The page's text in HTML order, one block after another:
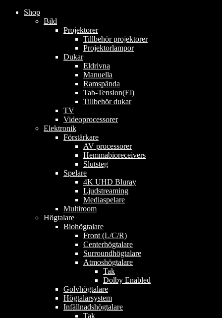
Shop
Bild
Projektorer
Tillbehör projektorer
Projektorlampor
Dukar
Eldrivna
Manuella
Ramspända
Tab-Tension(El)
Tillbehör dukar
TV
Videoprocessorer
Elektronik
Förstärkare
AV processorer
Hemmabioreceivers
Slutsteg
Spelare
4K UHD Bluray
Ljudstreaming
Mediaspelare
Multiroom
Högtalare
Biohögtalare
Front (L/C/R)
Centerhögtalare
Surroundhögtalare
Atmoshögtalare
Tak
Dolby Enabled
Golvhögtalare
Högtalarsystem
Infällnadshögtalare
Tak